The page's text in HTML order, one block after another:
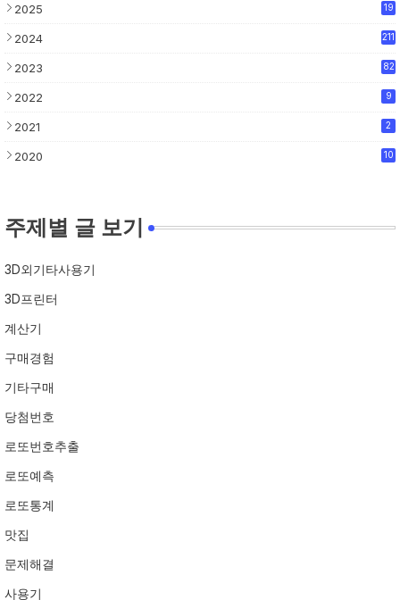
2025 19
2024 211
2023 82
2022 9
2021 2
2020 10
주제별 글 보기
3D외기타사용기
3D프린터
계산기
구매경험
기타구매
당첨번호
로또번호추출
로또예측
로또통계
맛집
문제해결
사용기